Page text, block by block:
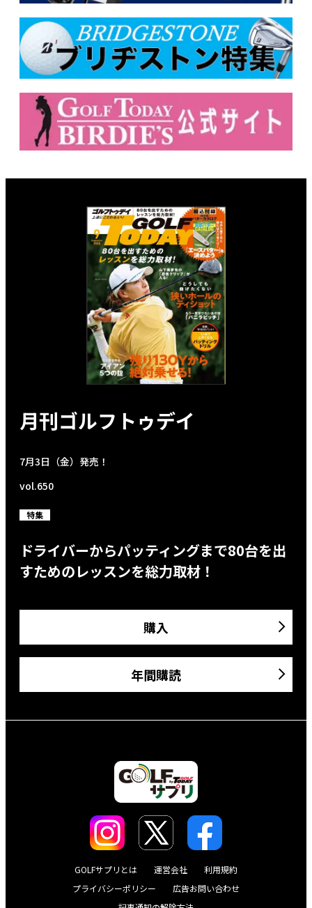
月刊ゴルフトゥデイ
7月3日（金）発売！
vol.650
特集
ドライバーからパッティングまで80台を出
すためのレッスンを総力取材！
購入
年間購読
GOLFサプリとは 運営会社
利用規約
プライバシーポリシー
広告お問い合わせ